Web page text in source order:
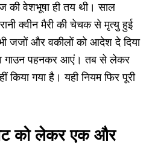
वेशभूषा ही तय थी। साल
क्वीन मैरी की चेचक से मृत्यु हुई
जजों और वकीलों को आदेश दे दिया
गाउन पहनकर आएं। तब से लेकर
गया है। यही नियम फिर पूरी
को लेकर एक और